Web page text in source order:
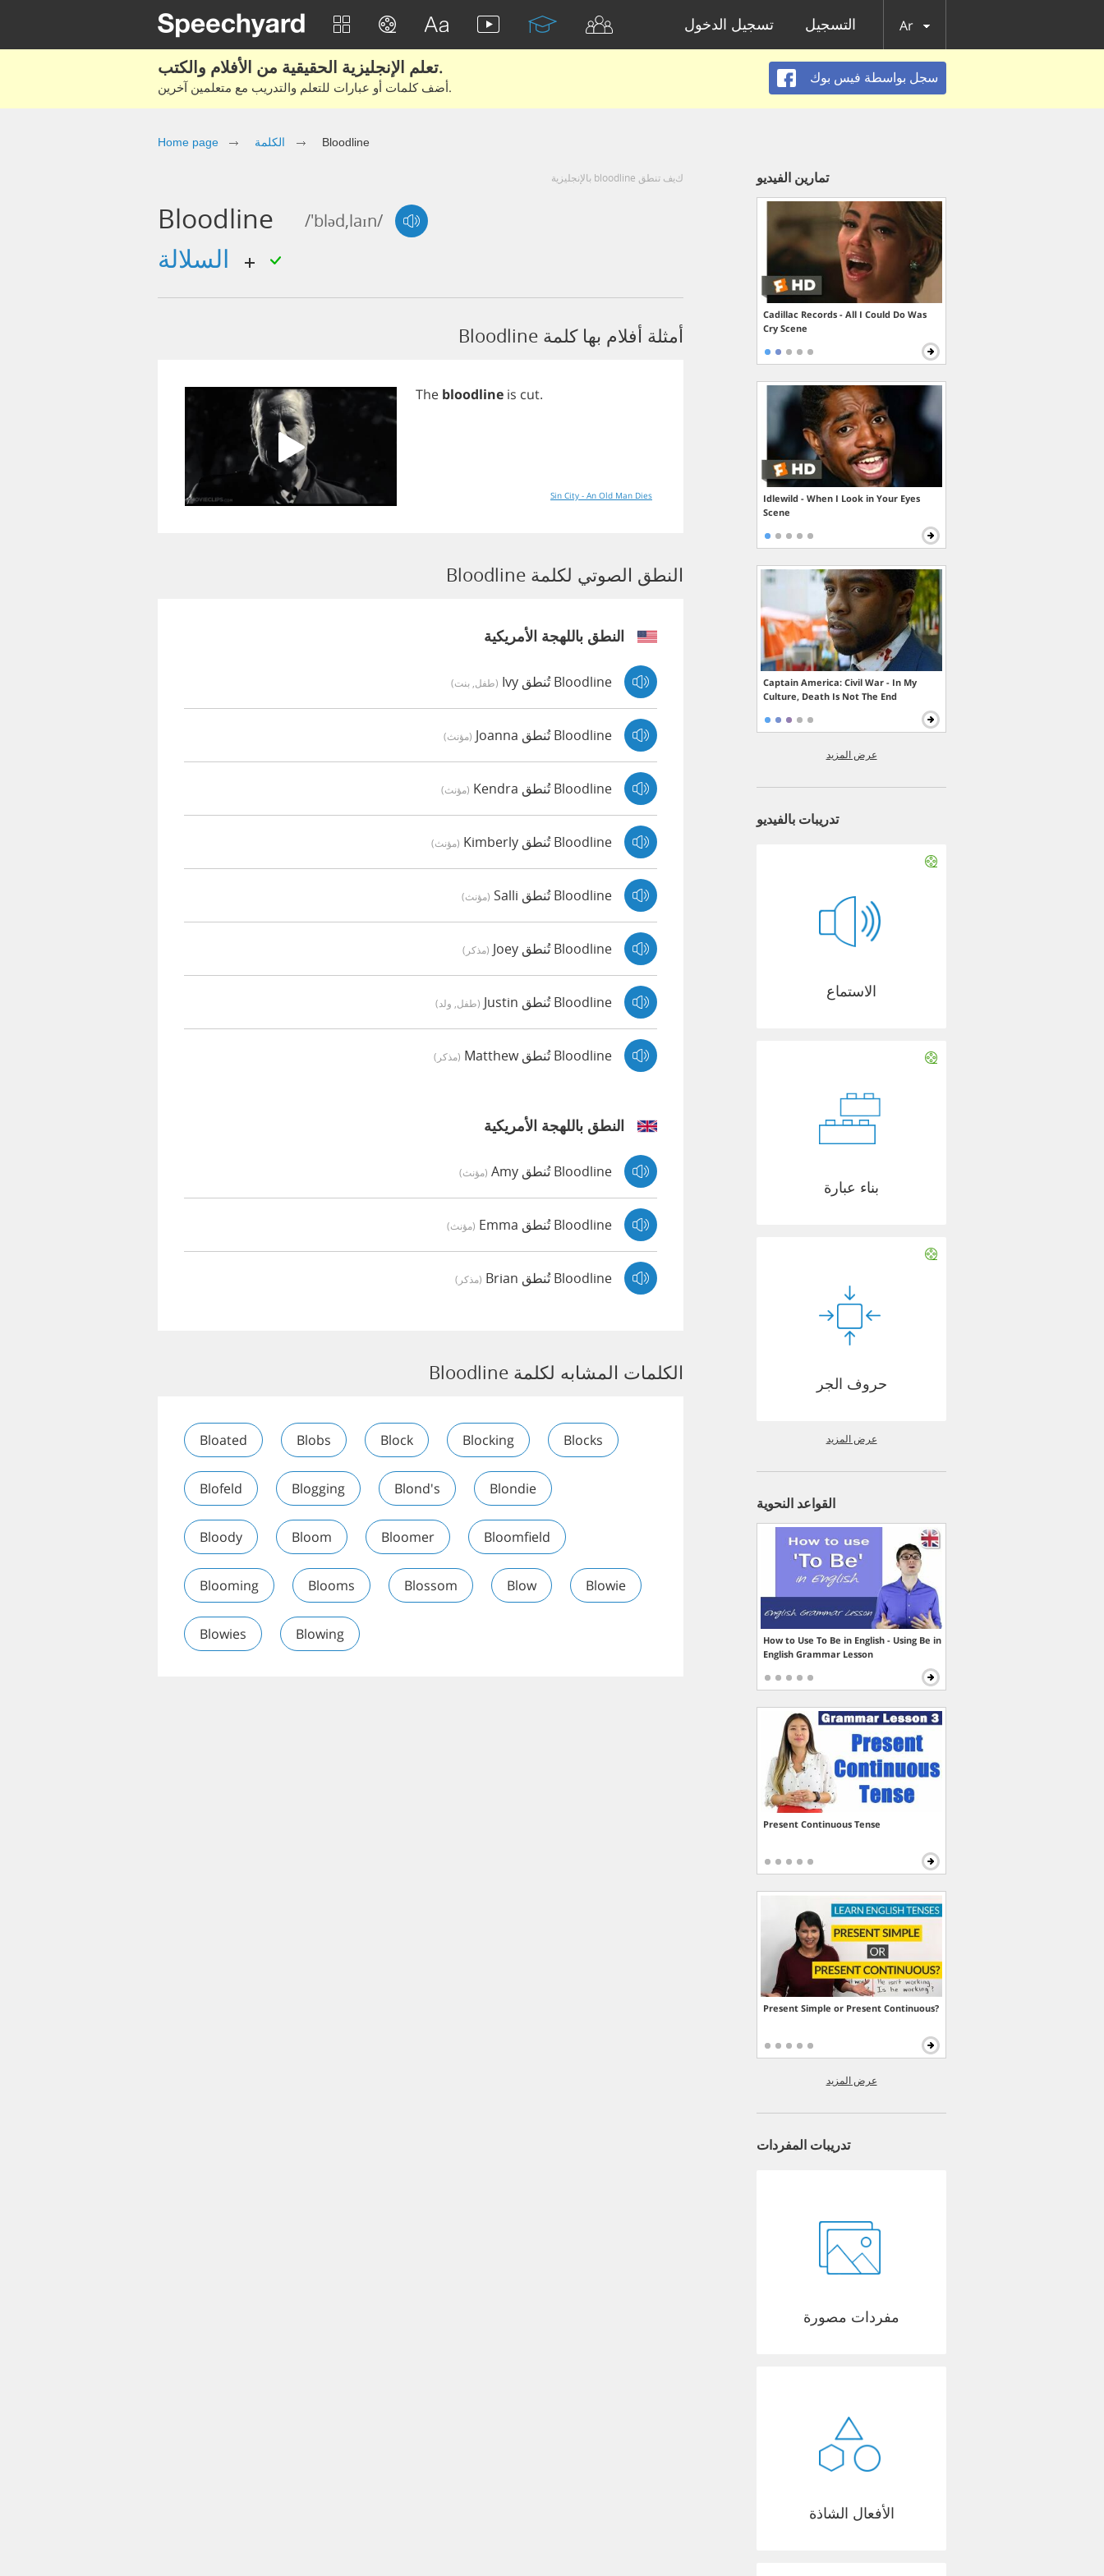
تسجيل الدخول التسجيل Ar
تعلم الإنجليزية الحقيقية من الأفلام والكتب.
أضف كلمات أو عبارات للتعلم والتدريب مع متعلمين آخرين.
سجل بواسطة فيس بوك
Home page الكلمة Bloodline
كيف تنطق bloodline بالإنجليزية
Bloodline /'bləd,laɪn/
أمثلة أفلام بها كلمة Bloodline
The bloodline is cut.
Sin City - An Old Man Dies
النطق الصوتي لكلمة Bloodline
النطق باللهجة الأمريكية
Bloodline تُنطق Ivy (طفل, بنت)
Bloodline تُنطق Joanna (مؤنث)
Bloodline تُنطق Kendra (مؤنث)
Bloodline تُنطق Kimberly (مؤنث)
Bloodline تُنطق Salli (مؤنث)
Bloodline تُنطق Joey (مذكر)
Bloodline تُنطق Justin (طفل, ولد)
Bloodline تُنطق Matthew (مذكر)
النطق باللهجة الأمريكية
Bloodline تُنطق Amy (مؤنث)
Bloodline تُنطق Emma (مؤنث)
Bloodline تُنطق Brian (مذكر)
الكلمات المشابه لكلمة Bloodline
Bloated Blobs Block Blocking Blocks
Blofeld Blogging Blond's Blondie
Bloody Bloom Bloomer Bloomfield
Blooming Blooms Blossom Blow Blowie
Blowies Blowing
تمارين الفيديو
Cadillac Records - All I Could Do Was
Cry Scene
Idlewild - When I Look in Your Eyes
Scene
Captain America: Civil War - In My
Culture, Death Is Not The End
عرض المزيد
تدريبات بالفيديو
الاستماع
بناء عبارة
حروف الجر
عرض المزيد
القواعد النحوية
How to Use To Be in English - Using Be in
English Grammar Lesson
Present Continuous Tense
Present Simple or Present Continuous?
عرض المزيد
تدريبات المفردات
مفردات مصورة
الأفعال الشاذة